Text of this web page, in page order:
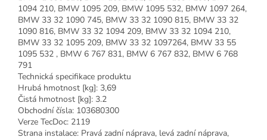
1094 210, BMW 1095 209, BMW 1095 532, BMW 1097 264,
BMW 33 32 1090 745, BMW 33 32 1090 815, BMW 33 32
1090 816, BMW 33 32 1094 209, BMW 33 32 1094 210,
BMW 33 32 1095 209, BMW 33 32 1097264, BMW 33 55
1095 532 , BMW 6 767 831, BMW 6 767 832, BMW 6 768
791
Technická specifikace produktu
Hrubá hmotnost [kg]: 3,69
Čistá hmotnost [kg]: 3.2
Obchodní čísla: 103680300
Verze TecDoc: 2119
Strana instalace: Pravá zadní náprava, levá zadní náprava,